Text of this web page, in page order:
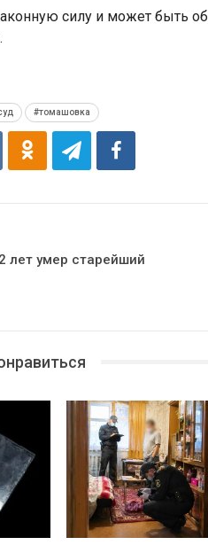
силу и может быть
#томашовка
лет умер старейший